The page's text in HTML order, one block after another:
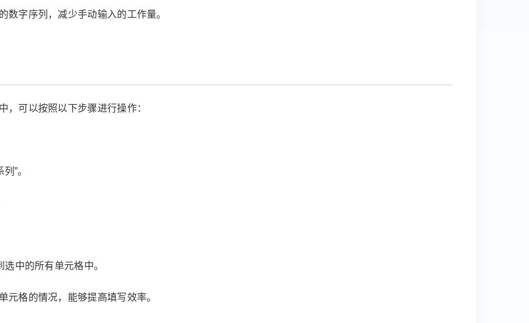
数字序列，减少手动输入的工作量。
，可以按照以下步骤进行操作：
”。
中的所有单元格中。
元格的情况，能够提高填写效率。